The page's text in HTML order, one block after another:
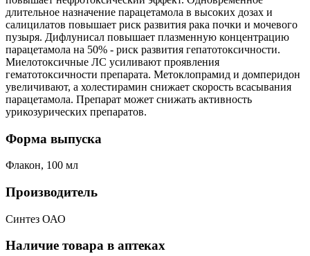
длительное назначение парацетамола в высоких дозах и
салицилатов повышает риск развития рака почки и мочевого
пузыря. Дифлунисал повышает плазменную концентрацию
парацетамола на 50% - риск развития гепатотоксичности.
Миелотоксичные ЛС усиливают проявления
гематотоксичности препарата. Метоклопрамид и домперидон
увеличивают, а холестирамин снижает скорость всасывания
парацетамола. Препарат может снижать активность
урикозурических препаратов.
Форма выпуска
Флакон, 100 мл
Производитель
Синтез ОАО
Наличие товара в аптеках